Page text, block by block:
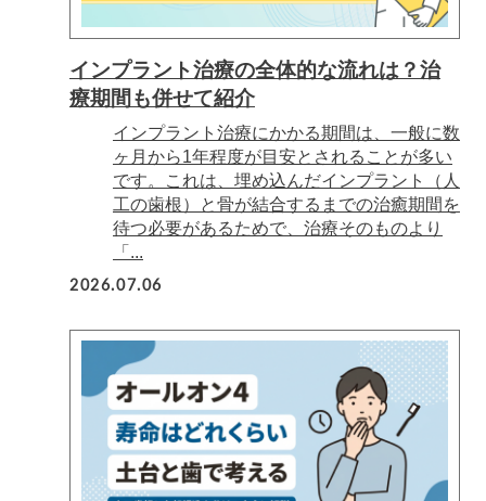
インプラント治療の全体的な流れは？治
療期間も併せて紹介
インプラント治療にかかる期間は、一般に数
ヶ月から1年程度が目安とされることが多い
です。これは、埋め込んだインプラント（人
工の歯根）と骨が結合するまでの治癒期間を
待つ必要があるためで、治療そのものより
「...
2026.07.06